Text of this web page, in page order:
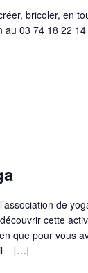
bricoler, en
au 03 74 18 22
de
cette
que pour vous
– […]